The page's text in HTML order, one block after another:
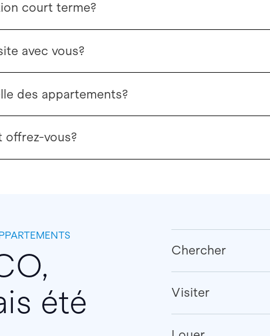
court terme?
avec vous?
des appartements?
offrez-vous?
été
Chercher
Visiter